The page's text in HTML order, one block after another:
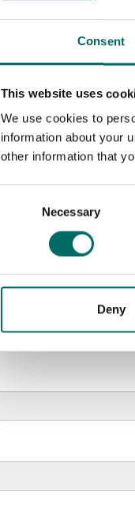
Consent
This website uses
We use cookies to
information about your
other information that
Necessary
Deny